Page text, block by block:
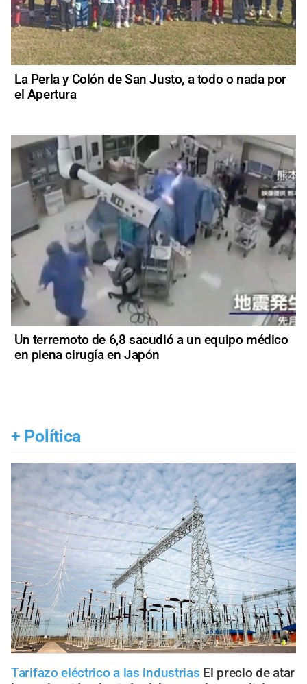
La Perla y Colón de San Justo, a todo o nada por
el Apertura
Un terremoto de 6,8 sacudió a un equipo médico
en plena cirugía en Japón
+ Política
Tarifazo eléctrico a las industrias El precio de atar